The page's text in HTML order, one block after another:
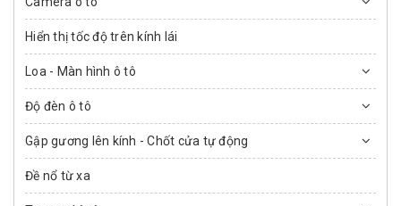
Hiển thị tốc độ trên kính lái
Loa - Màn hình ô tô
Độ đèn ô tô
Gập gương lên kính - Chốt cửa tự động
Đề nổ từ xa